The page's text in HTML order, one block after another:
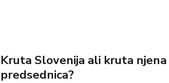
Kruta Slovenija ali kruta njena
predsednica?